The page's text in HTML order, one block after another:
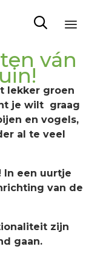

ván
lekker groen
je wilt graag
en vogels,
al te veel
In een uurtje
van de
zijn
gaan.